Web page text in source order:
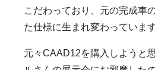
こだわっており、元の完成車
た仕様に生まれ変わっています
元々CAAD12を購入しようと